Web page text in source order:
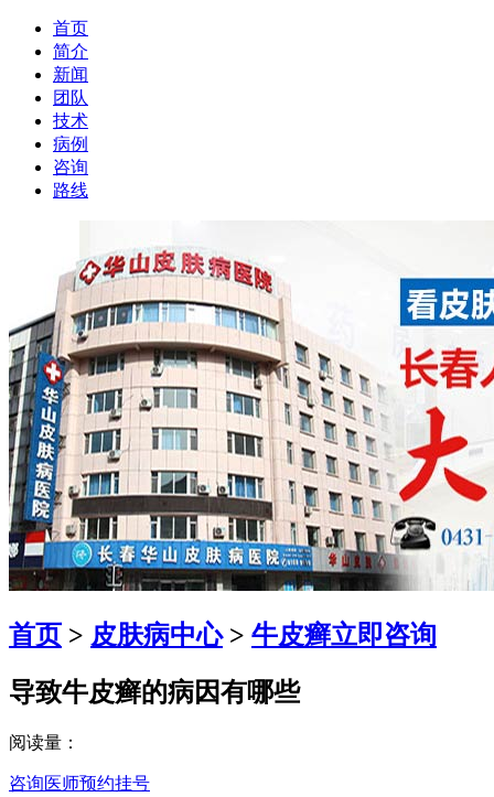
首页
简介
新闻
团队
技术
病例
咨询
路线
首页 > 皮肤病中心> 牛皮癣立即咨询
导致牛皮癣的病因有哪些
阅读量：
咨询医师预约挂号